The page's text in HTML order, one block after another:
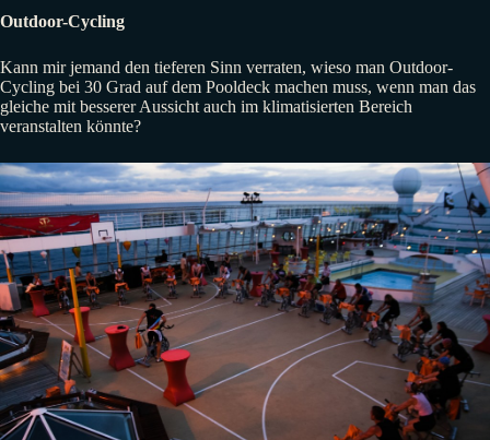
Outdoor-Cycling
Kann mir jemand den tieferen Sinn verraten, wieso man Outdoor-
Cycling bei 30 Grad auf dem Pooldeck machen muss, wenn man das
gleiche mit besserer Aussicht auch im klimatisierten Bereich
veranstalten könnte?